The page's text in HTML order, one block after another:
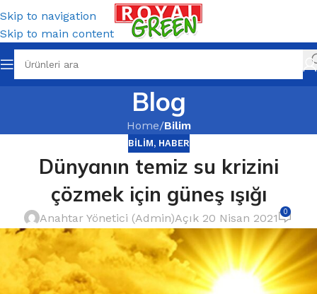
Skip to navigation
Skip to main content
Blog
Home/Bilim
BILIM, HABER
Dünyanın temiz su krizini
çözmek için güneş ışığı
Anahtar Yönetici (Admin)Açık 20 Nisan 2021 0